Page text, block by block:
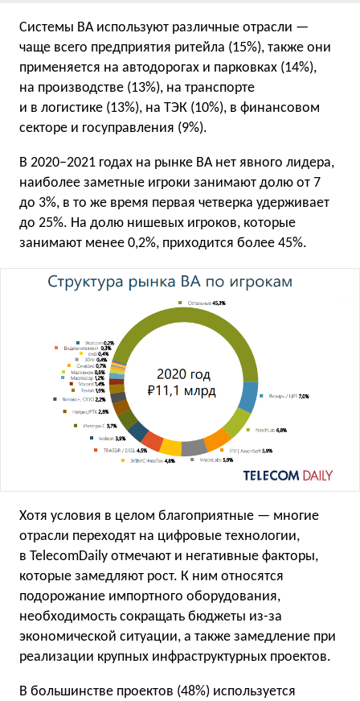
Системы ВА используют различные отрасли —
чаще всего предприятия ритейла (15%), также они
применяется на автодорогах и парковках (14%),
на производстве (13%), на транспорте
и в логистике (13%), на ТЭК (10%), в финансовом
секторе и госуправления (9%).
В 2020−2021 годах на рынке ВА нет явного лидера,
наиболее заметные игроки занимают долю от 7
до 3%, в то же время первая четверка удерживает
до 25%. На долю нишевых игроков, которые
занимают менее 0,2%, приходится более 45%.
Хотя условия в целом благоприятные — многие
отрасли переходят на цифровые технологии,
в TelecomDaily отмечают и негативные факторы,
которые замедляют рост. К ним относятся
подорожание импортного оборудования,
необходимость сокращать бюджеты из-за
экономической ситуации, а также замедление при
реализации крупных инфраструктурных проектов.
В большинстве проектов (48%) используется